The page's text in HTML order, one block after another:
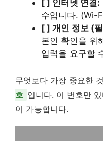
[ ] 인터넷 연결:
수입니다. (Wi-
[ ] 개인 정보 (
본인 확인을 위
입력을 요구할
무엇보다 가장 중요한
호 입니다. 이 번호만
이 가능합니다.